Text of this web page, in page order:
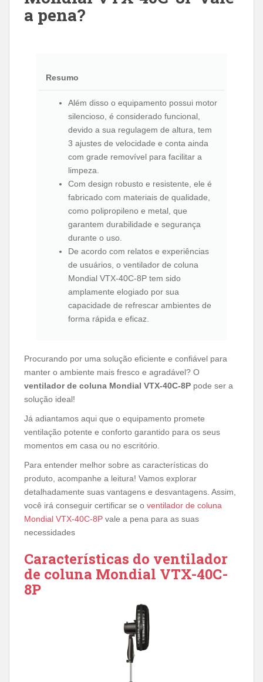
a pena?
Resumo
Além disso o equipamento possui motor
silencioso, é considerado funcional,
devido a sua regulagem de altura, tem
3 ajustes de velocidade e conta ainda
com grade removível para facilitar a
limpeza.
Com design robusto e resistente, ele é
fabricado com materiais de qualidade,
como polipropileno e metal, que
garantem durabilidade e segurança
durante o uso.
De acordo com relatos e experiências
de usuários, o ventilador de coluna
Mondial VTX-40C-8P tem sido
amplamente elogiado por sua
capacidade de refrescar ambientes de
forma rápida e eficaz.
Procurando por uma solução eficiente e confiável para
manter o ambiente mais fresco e agradável? O
ventilador de coluna Mondial VTX-40C-8P pode ser a
solução ideal!
Já adiantamos aqui que o equipamento promete
ventilação potente e conforto garantido para os seus
momentos em casa ou no escritório.
Para entender melhor sobre as características do
produto, acompanhe a leitura! Vamos explorar
detalhadamente suas vantagens e desvantagens. Assim,
você irá conseguir certificar se o ventilador de coluna
Mondial VTX-40C-8P vale a pena para as suas
necessidades
Características do ventilador
de coluna Mondial VTX-40C-
8P